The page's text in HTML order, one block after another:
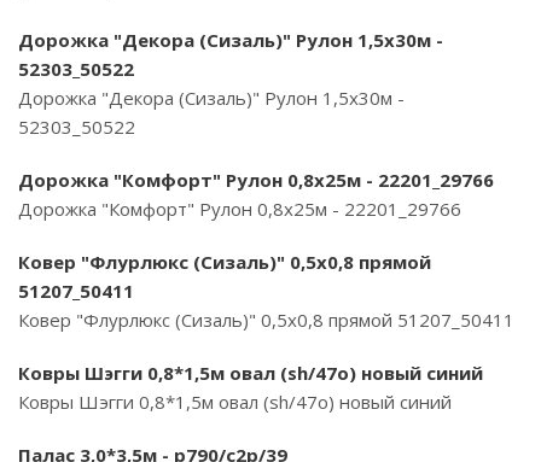
Дорожка "Декора (Сизаль)" Рулон 1,5х30м -
52303_50522
Дорожка "Декора (Сизаль)" Рулон 1,5х30м -
52303_50522
Дорожка "Комфорт" Рулон 0,8х25м - 22201_29766
Дорожка "Комфорт" Рулон 0,8х25м - 22201_29766
Ковер "Флурлюкс (Сизаль)" 0,5х0,8 прямой
51207_50411
Ковер "Флурлюкс (Сизаль)" 0,5х0,8 прямой 51207_50411
Ковры Шэгги 0,8*1,5м овал (sh/47o) новый синий
Ковры Шэгги 0,8*1,5м овал (sh/47o) новый синий
Палас 3,0*3,5м - p790/c2p/39